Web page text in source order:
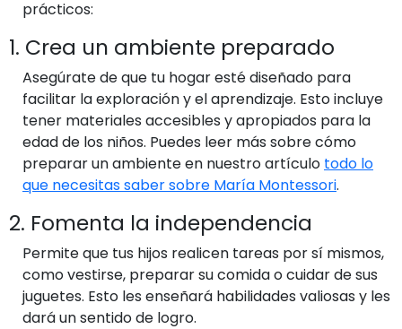
prácticos:
1. Crea un ambiente preparado
Asegúrate de que tu hogar esté diseñado para
facilitar la exploración y el aprendizaje. Esto incluye
tener materiales accesibles y apropiados para la
edad de los niños. Puedes leer más sobre cómo
preparar un ambiente en nuestro artículo todo lo
que necesitas saber sobre María Montessori.
2. Fomenta la independencia
Permite que tus hijos realicen tareas por sí mismos,
como vestirse, preparar su comida o cuidar de sus
juguetes. Esto les enseñará habilidades valiosas y les
dará un sentido de logro.